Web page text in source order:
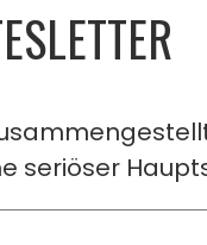
seriöser